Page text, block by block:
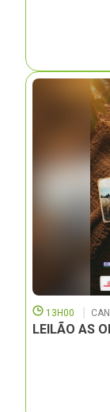
13H00
LEILÃO AS